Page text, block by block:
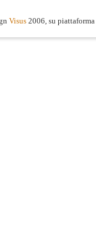
Visus 2006, su piattaforma